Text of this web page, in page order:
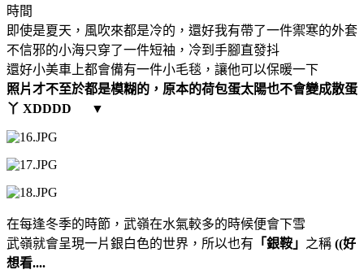
時間
即使是夏天，風吹來都是冷的，還好我有帶了一件禦寒的外套
不信邪的小海只穿了一件短袖，冷到手腳直發抖
還好小美車上都會備有一件小毛毯，讓他可以保暖一下
照片才不至於都是模糊的，原本的荷包蛋太陽也不會變成散蛋
丫 XDDDD
▼
在每逢冬季的時節，武嶺在水氣較多的時候便會下雪
武嶺就會呈現一片銀白色的世界，所以也有 「銀鞍」 之稱 ((好
想看....